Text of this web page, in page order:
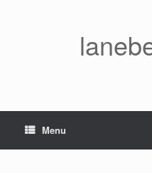
Menu